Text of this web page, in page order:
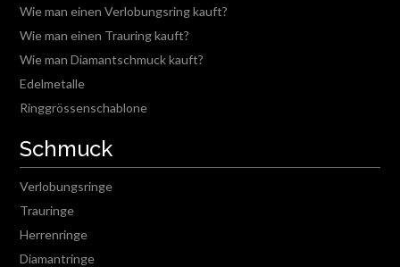
Wie man einen Verlobungsring kauft?
Wie man einen Trauring kauft?
Wie man Diamantschmuck kauft?
Edelmetalle
Ringgrössenschablone
Schmuck
Verlobungsringe
Trauringe
Herrenringe
Diamantringe